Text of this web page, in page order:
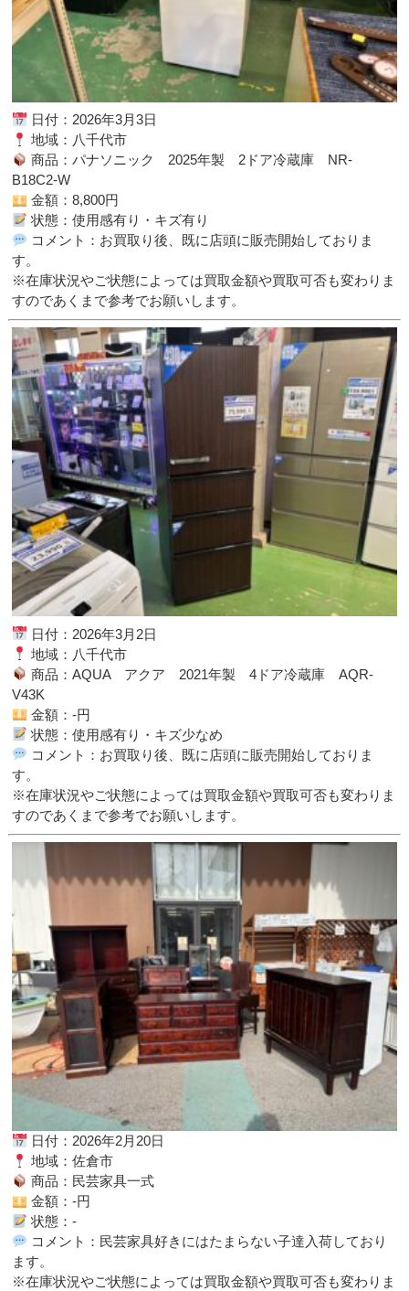
日付：2026年3月3日
地域：八千代市
商品：パナソニック 2025年製 2ドア冷蔵庫 NR-
B18C2-W
金額：8,800円
状態：使用感有り・キズ有り
コメント：お買取り後、既に店頭に販売開始しておりま
す。
※在庫状況やご状態によっては買取金額や買取可否も変わりま
すのであくまで参考でお願いします。
日付：2026年3月2日
地域：八千代市
商品：AQUA アクア 2021年製 4ドア冷蔵庫 AQR-
V43K
金額：-円
状態：使用感有り・キズ少なめ
コメント：お買取り後、既に店頭に販売開始しておりま
す。
※在庫状況やご状態によっては買取金額や買取可否も変わりま
すのであくまで参考でお願いします。
日付：2026年2月20日
地域：佐倉市
商品：民芸家具一式
金額：-円
状態：-
コメント：民芸家具好きにはたまらない子達入荷しており
ます。
※在庫状況やご状態によっては買取金額や買取可否も変わりま